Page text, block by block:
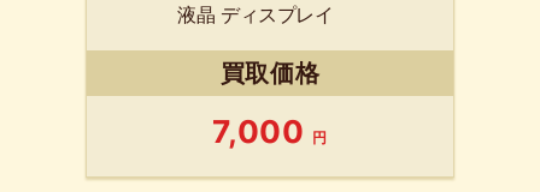
液晶 ディスプレイ
買取価格
7,000 円